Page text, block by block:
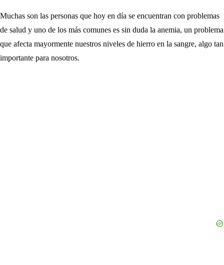
Muchas son las personas que hoy en día se encuentran con problemas
de salud y uno de los más comunes es sin duda la anemia, un problema
que afecta mayormente nuestros niveles de hierro en la sangre, algo tan
importante para nosotros.